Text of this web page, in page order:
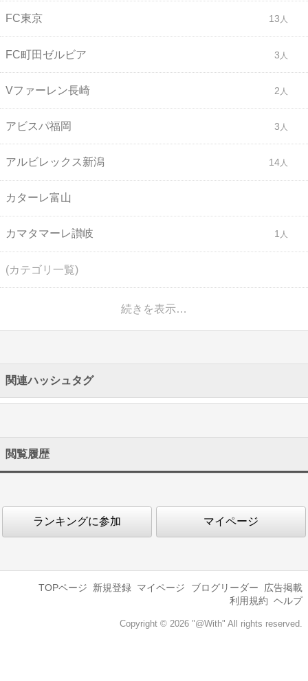
FC東京 13
FC町田ゼルビア 3
Vファーレン長崎 2
アビスパ福岡 3
アルビレックス新潟 14
カターレ富山
カマタマーレ讃岐 1
(カテゴリ一覧)
続きを表示…
関連ハッシュタグ
閲覧履歴
ランキングに参加 マイページ
TOPページ 新規登録 マイページ ブログリーダー
広告掲載
利用規約 ヘルプ
Copyright © 2026 "@With" All rights reserved.